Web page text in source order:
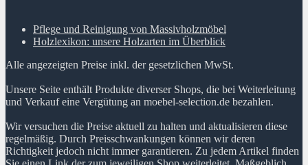
Pflege und Reinigung von Massivholzmöbel
Holzlexikon: unsere Holzarten im Überblick
Alle angezeigten Preise inkl. der gesetzlichen MwSt.
Unsere Seite enthält Produkte diverser Shops, die bei Weiterleitung
und Verkauf eine Vergütung an moebel-selection.de bezahlen.
Wir versuchen die Preise aktuell zu halten und aktualisieren diese
regelmäßig. Durch Preisschwankungen können wir deren
Richtigkeit jedoch nicht immer garantieren. Zu jedem Artikel finden